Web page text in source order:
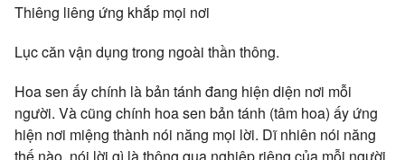
Thiêng liêng ứng khắp mọi nơi
Lục căn vận dụng trong ngoài thần thông.
Hoa sen ấy chính là bản tánh đang hiện diện nơi mỗi
người. Và cũng chính hoa sen bản tánh (tâm hoa) ấy ứng
hiện nơi miệng thành nói năng mọi lời. Dĩ nhiên nói năng